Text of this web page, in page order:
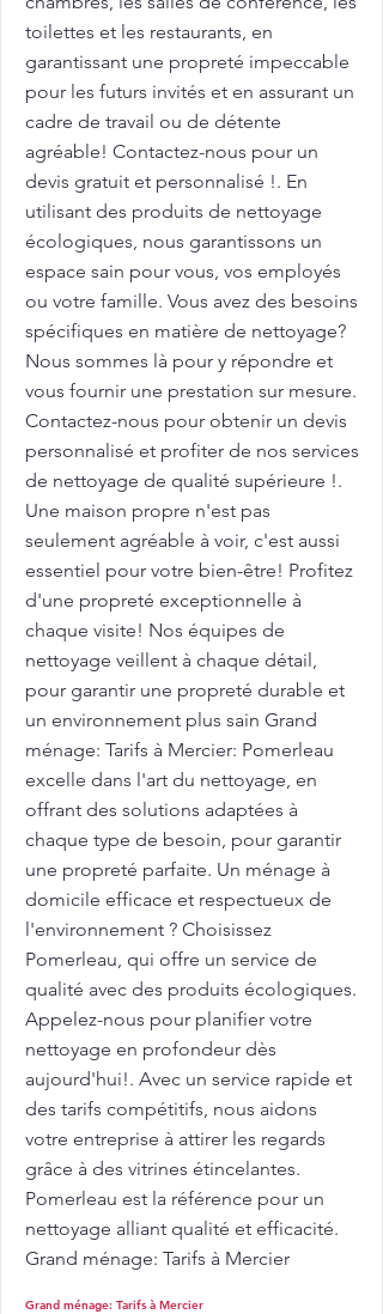
toilettes et les restaurants, en
garantissant une propreté impeccable
pour les futurs invités et en assurant un
cadre de travail ou de détente
agréable! Contactez-nous pour un
devis gratuit et personnalisé !. En
utilisant des produits de nettoyage
écologiques, nous garantissons un
espace sain pour vous, vos employés
ou votre famille. Vous avez des besoins
spécifiques en matière de nettoyage?
Nous sommes là pour y répondre et
vous fournir une prestation sur mesure.
Contactez-nous pour obtenir un devis
personnalisé et profiter de nos services
de nettoyage de qualité supérieure !.
Une maison propre n'est pas
seulement agréable à voir, c'est aussi
essentiel pour votre bien-être! Profitez
d'une propreté exceptionnelle à
chaque visite! Nos équipes de
nettoyage veillent à chaque détail,
pour garantir une propreté durable et
un environnement plus sain Grand
ménage: Tarifs à Mercier: Pomerleau
excelle dans l'art du nettoyage, en
offrant des solutions adaptées à
chaque type de besoin, pour garantir
une propreté parfaite. Un ménage à
domicile efficace et respectueux de
l'environnement ? Choisissez
Pomerleau, qui offre un service de
qualité avec des produits écologiques.
Appelez-nous pour planifier votre
nettoyage en profondeur dès
aujourd'hui!. Avec un service rapide et
des tarifs compétitifs, nous aidons
votre entreprise à attirer les regards
grâce à des vitrines étincelantes.
Pomerleau est la référence pour un
nettoyage alliant qualité et efficacité.
Grand ménage: Tarifs à Mercier
Grand ménage: Tarifs à Mercier